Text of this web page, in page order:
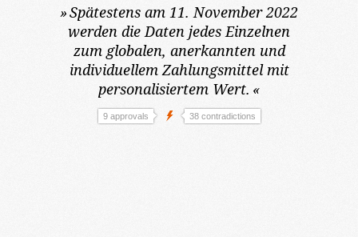
»Spätestens am 11. November 2022
werden die Daten jedes Einzelnen
zum globalen, anerkannten und
individuellem Zahlungsmittel mit
personalisiertem Wert. «
9 approvals 38 contradictions